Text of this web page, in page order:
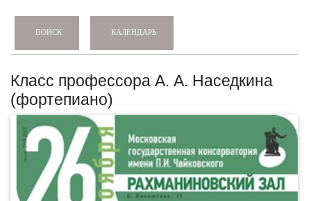
ПОИСК КАЛЕНДАРЬ
Класс профессора А. А. Наседкина
(фортепиано)